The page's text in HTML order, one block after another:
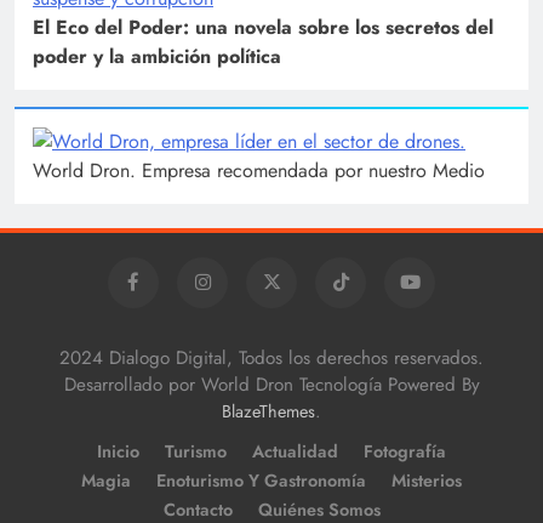
El Eco del Poder: una novela sobre los secretos del
poder y la ambición política
World Dron. Empresa recomendada por nuestro Medio
2024 Dialogo Digital, Todos los derechos reservados.
Desarrollado por World Dron Tecnología Powered By
BlazeThemes.
Inicio Turismo Actualidad
Fotografía
Magia
Enoturismo Y Gastronomía
Misterios
Contacto
Quiénes Somos